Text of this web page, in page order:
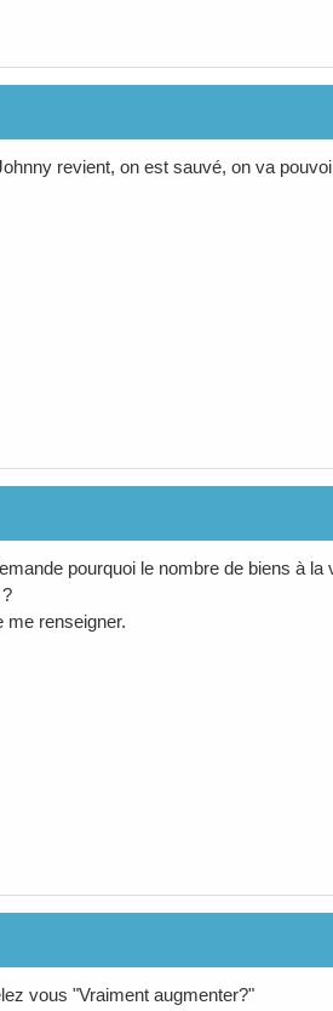
revient, on est sauvé, on va
pourquoi le nombre de biens à
me renseigner.
vous "Vraiment augmenter?"